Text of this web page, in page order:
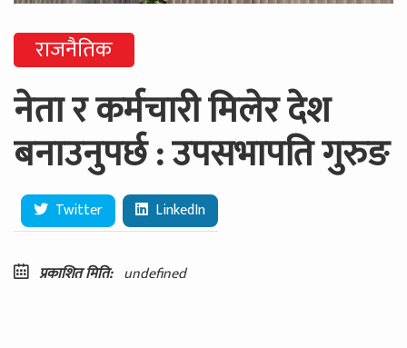
राजनैतिक
नेता र कर्मचारी मिलेर देश
बनाउनुपर्छ : उपसभापति गुरुङ
Twitter LinkedIn
प्रकाशित मिति: undefined